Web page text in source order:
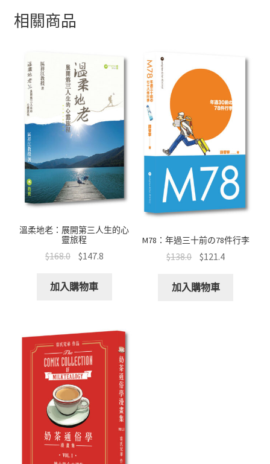
b
o
k
at
sA
p
相關商品
溫柔地老：展開第三人生的心
靈旅程
$168.0 $147.8
加入購物車
M78：年過三十前の78件行李
$138.0 $121.4
加入購物車